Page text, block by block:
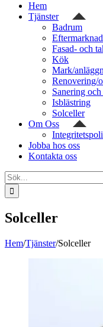
Hem
Tjänster
Badrum
Fasad- och
Kök
Mark/
Renovering/
Sanering
Isblästring
Solceller
Om Oss
Jobba hos oss
Kontakta oss
Sök
efter:
Solceller
Hem/Tjänster/Solceller